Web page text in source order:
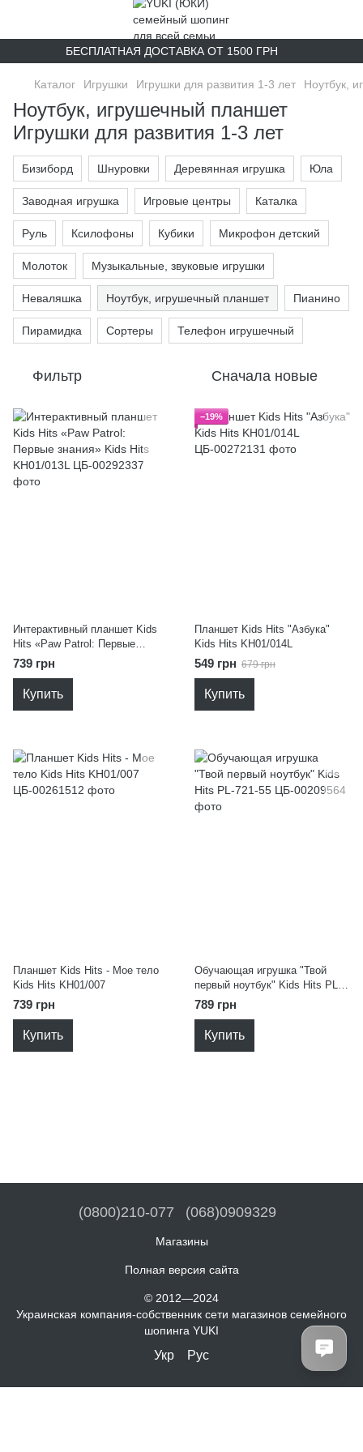
БЕСПЛАТНАЯ ДОСТАВКА ОТ 1500 ГРН
Каталог Игрушки Игрушки для развития 1-3 лет Ноутбук,
Ноутбук, игрушечный планшет
Игрушки для развития 1-3 лет
Бизиборд Шнуровки Деревянная игрушка Юла
Заводная игрушка Игровые центры Каталка
Руль Ксилофоны Кубики Микрофон детский
Молоток Музыкальные, звуковые игрушки
Неваляшка Ноутбук, игрушечный планшет Пианино
Пирамидка Сортеры Телефон игрушечный
Фильтр Сначала новые
Интерактивный планшет Kids
Hits «Paw Patrol: Первые
знания» Kids Hits KH01/013L
739 грн
Купить
−19%
Планшет Kids Hits "Азбука"
Kids Hits KH01/014L
549 грн 679 грн
Купить
Планшет Kids Hits - Мое тело
Kids Hits KH01/007
739 грн
Купить
Обучающая игрушка "Твой
первый ноутбук" Kids Hits PL-
721-55
789 грн
Купить
(0800)210-077 (068)0909329
Магазины
Полная версия сайта
© 2012—2024
Украинская компания-собственник сети магазинов семейного
шопинга YUKI
Укр Рус